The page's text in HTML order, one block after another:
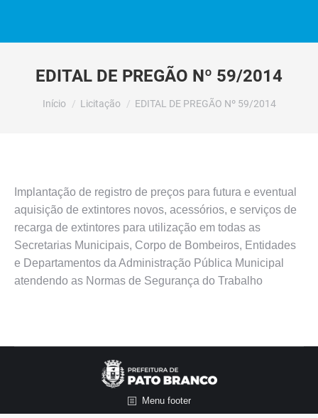
EDITAL DE PREGÃO Nº 59/2014
Você está aqui:
Início Licitação EDITAL DE PREGÃO Nº 59/2014
Implantação de registro de preços para futura e eventual
aquisição de extintores novos, acessórios, e serviços de
recarga de extintores para utilização em todas as
Secretarias Municipais, Corpo de Bombeiros, Entidades
e Departamentos da Administração Pública Municipal
atendendo as Normas de Segurança do Trabalho
Menu footer